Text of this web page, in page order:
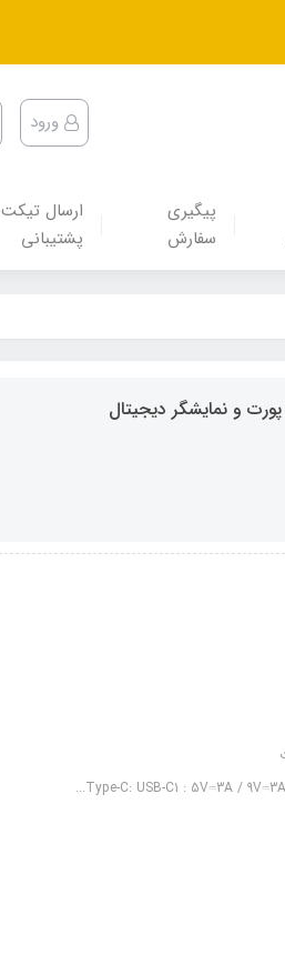
ورود
پیگیری
سفارش
ارسال تیکت
پشتیبانی